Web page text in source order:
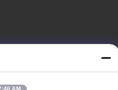
NO. 21 JIHUA 5TH RD,
CHANCHENG, FOSHAN,